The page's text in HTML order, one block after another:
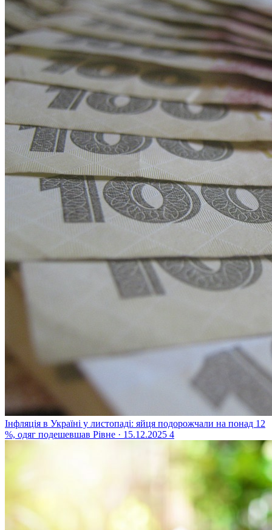
Інфляція в Україні у листопаді: яйця подорожчали на понад 12
%, одяг подешевшав Рівне · 15.12.2025 4